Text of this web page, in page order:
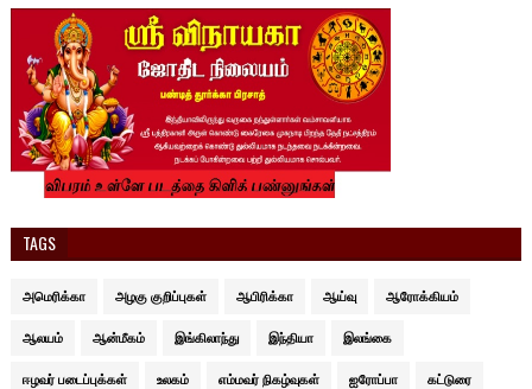
TAGS
அமெரிக்கா அழகு குறிப்புகள் ஆபிரிக்கா ஆய்வு ஆரோக்கியம்
ஆலயம் ஆன்மீகம் இங்கிலாந்து இந்தியா இலங்கை
ஈழவர் படைப்புக்கள் உலகம் எம்மவர் நிகழ்வுகள் ஐரோப்பா கட்டுரை